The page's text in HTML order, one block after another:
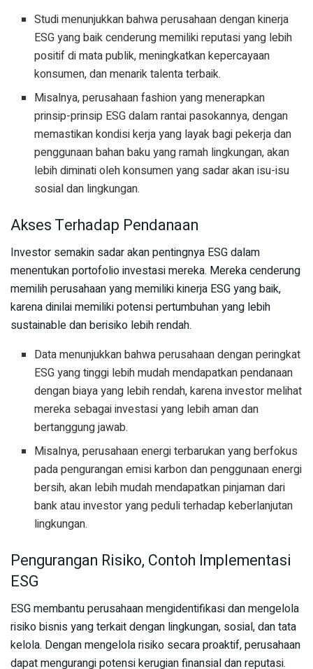
Studi menunjukkan bahwa perusahaan dengan kinerja
ESG yang baik cenderung memiliki reputasi yang lebih
positif di mata publik, meningkatkan kepercayaan
konsumen, dan menarik talenta terbaik.
Misalnya, perusahaan fashion yang menerapkan
prinsip-prinsip ESG dalam rantai pasokannya, dengan
memastikan kondisi kerja yang layak bagi pekerja dan
penggunaan bahan baku yang ramah lingkungan, akan
lebih diminati oleh konsumen yang sadar akan isu-isu
sosial dan lingkungan.
Akses Terhadap Pendanaan
Investor semakin sadar akan pentingnya ESG dalam
menentukan portofolio investasi mereka. Mereka cenderung
memilih perusahaan yang memiliki kinerja ESG yang baik,
karena dinilai memiliki potensi pertumbuhan yang lebih
sustainable dan berisiko lebih rendah.
Data menunjukkan bahwa perusahaan dengan peringkat
ESG yang tinggi lebih mudah mendapatkan pendanaan
dengan biaya yang lebih rendah, karena investor melihat
mereka sebagai investasi yang lebih aman dan
bertanggung jawab.
Misalnya, perusahaan energi terbarukan yang berfokus
pada pengurangan emisi karbon dan penggunaan energi
bersih, akan lebih mudah mendapatkan pinjaman dari
bank atau investor yang peduli terhadap keberlanjutan
lingkungan.
Pengurangan Risiko, Contoh Implementasi
ESG
ESG membantu perusahaan mengidentifikasi dan mengelola
risiko bisnis yang terkait dengan lingkungan, sosial, dan tata
kelola. Dengan mengelola risiko secara proaktif, perusahaan
dapat mengurangi potensi kerugian finansial dan reputasi.